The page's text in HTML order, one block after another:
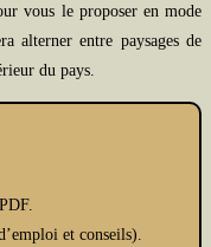
vous le proposer en mode
alterner entre paysages de
du pays.
et conseils).